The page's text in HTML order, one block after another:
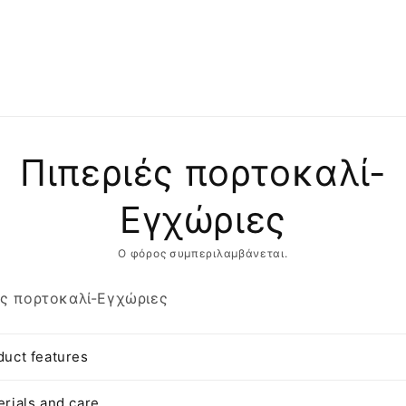
Πιπεριές πορτοκαλί-
Εγχώριες
Ο φόρος συμπεριλαμβάνεται.
πορτοκαλί-Εγχώριες
features